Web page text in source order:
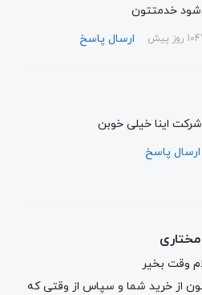
خدمتتون
ارسال پاسخ
اینا خیلی خوبن
ارسال پاسخ
مختاری
وقت بخیر
از خرید شما و سپاس از وقتی که